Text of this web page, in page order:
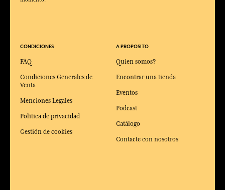
CONDICIONES
FAQ
Condiciones Generales de
Venta
Menciones Legales
Política de privacidad
Gestión de cookies
A PROPOSITO
Quien somos?
Encontrar una tienda
Eventos
Podcast
Catálogo
Contacte con nosotros